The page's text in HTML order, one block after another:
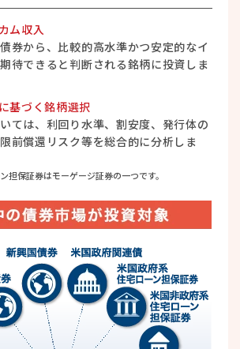
ム収入
券から、比較的高水準かつ安定的なイ
待できると判断される銘柄に投資しま
基づく銘柄選択
ては、利回り水準、割安度、発行体の
前償還リスク等を総合的に分析しま
担保証券はモーゲージ証券の一つです。